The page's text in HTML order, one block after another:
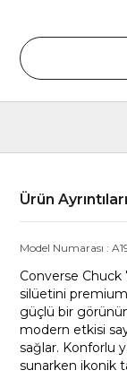
Ürün Ayrıntıları
Model Numarası :
Converse Chuck
silüetini
güçlü bir
modern etkisi
sağlar. Konforlu
sunarken ikonik